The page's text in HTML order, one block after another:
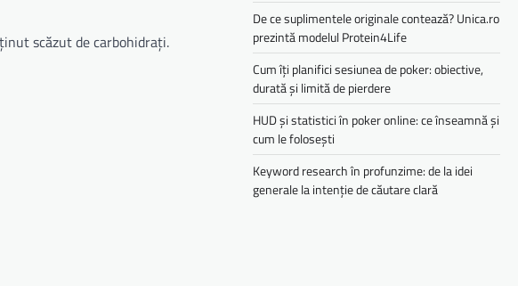
scăzut de carbohidrați.
De ce suplimentele originale contează? Unica.ro
prezintă modelul Protein4Life
Cum îți planifici sesiunea de poker: obiective,
durată și limită de pierdere
HUD și statistici în poker online: ce înseamnă și
cum le folosești
Keyword research în profunzime: de la idei
generale la intenție de căutare clară